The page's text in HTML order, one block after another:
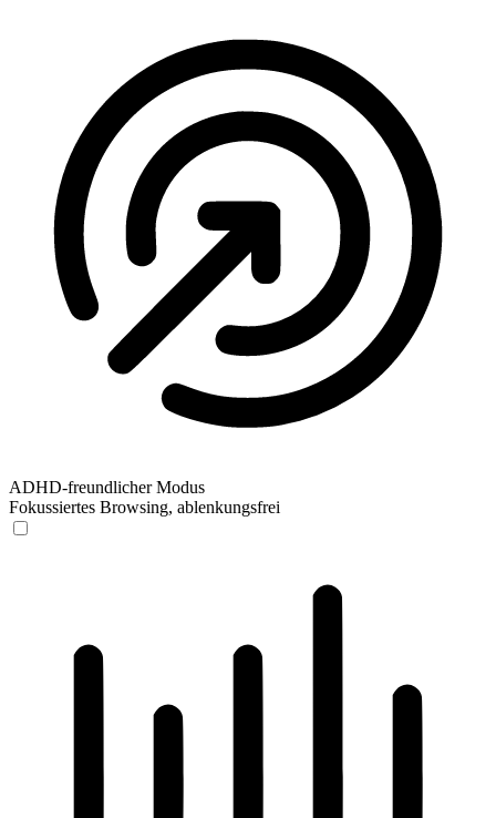
ADHD-freundlicher Modus
Fokussiertes Browsing, ablenkungsfrei